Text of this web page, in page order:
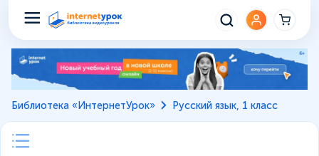
Библиотека «ИнтернетУрок» Русский язык, 1 класс